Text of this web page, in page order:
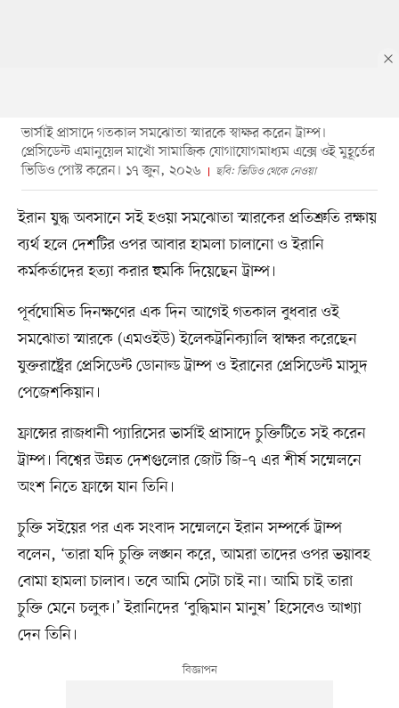
ভার্সাই প্রাসাদে গতকাল সমঝোতা স্মারকে স্বাক্ষর করেন ট্রাম্প।
প্রেসিডেন্ট এমানুয়েল মাখোঁ সামাজিক যোগাযোগমাধ্যম এক্সে ওই মুহূর্তের
ভিডিও পোস্ট করেন। ১৭ জুন, ২০২৬
ছবি: ভিডিও থেকে নেওয়া
ইরান যুদ্ধ অবসানে সই হওয়া সমঝোতা স্মারকের প্রতিশ্রুতি রক্ষায়
ব্যর্থ হলে দেশটির ওপর আবার হামলা চালানো ও ইরানি
কর্মকর্তাদের হত্যা করার হুমকি দিয়েছেন ট্রাম্প।
পূর্বঘোষিত দিনক্ষণের এক দিন আগেই গতকাল বুধবার ওই
সমঝোতা স্মারকে (এমওইউ) ইলেকট্রনিক্যালি স্বাক্ষর করেছেন
যুক্তরাষ্ট্রের প্রেসিডেন্ট ডোনাল্ড ট্রাম্প ও ইরানের প্রেসিডেন্ট মাসুদ
পেজেশকিয়ান।
ফ্রান্সের রাজধানী প্যারিসের ভার্সাই প্রাসাদে চুক্তিটিতে সই করেন
ট্রাম্প। বিশ্বের উন্নত দেশগুলোর জোট জি–৭ এর শীর্ষ সম্মেলনে
অংশ নিতে ফ্রান্সে যান তিনি।
চুক্তি সইয়ের পর এক সংবাদ সম্মেলনে ইরান সম্পর্কে ট্রাম্প
বলেন, ‘তারা যদি চুক্তি লঙ্ঘন করে, আমরা তাদের ওপর ভয়াবহ
বোমা হামলা চালাব। তবে আমি সেটা চাই না। আমি চাই তারা
চুক্তি মেনে চলুক।’ ইরানিদের ‘বুদ্ধিমান মানুষ’ হিসেবেও আখ্যা
দেন তিনি।